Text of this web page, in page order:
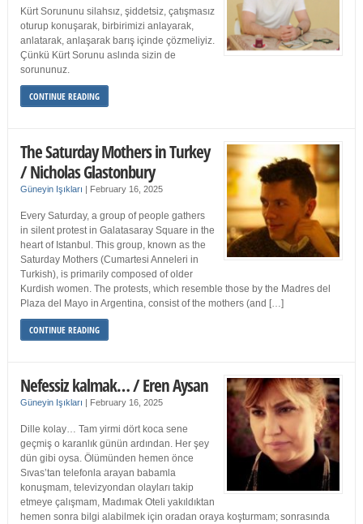
Kürt Sorununu silahsız, şiddetsiz, çatışmasız
oturup konuşarak, birbirimizi anlayarak,
anlatarak, anlaşarak barış içinde çözmeliyiz.
Çünkü Kürt Sorunu aslında sizin de
sorununuz.
CONTINUE READING
The Saturday Mothers in Turkey
/ Nicholas Glastonbury
Güneyin Işıkları | February 16, 2025
Every Saturday, a group of people gathers
in silent protest in Galatasaray Square in the
heart of Istanbul. This group, known as the
Saturday Mothers (Cumartesi Anneleri in
Turkish), is primarily composed of older
Kurdish women. The protests, which resemble those by the Madres del
Plaza del Mayo in Argentina, consist of the mothers (and […]
CONTINUE READING
Nefessiz kalmak… / Eren Aysan
Güneyin Işıkları | February 16, 2025
Dille kolay… Tam yirmi dört koca sene
geçmiş o karanlık günün ardından. Her şey
dün gibi oysa. Ölümünden hemen önce
Sıvas’tan telefonla arayan babamla
konuşmam, televizyondan olayları takip
etmeye çalışmam, Madımak Oteli yakıldıktan
hemen sonra bilgi alabilmek için oradan oraya koşturmam; sonrasında